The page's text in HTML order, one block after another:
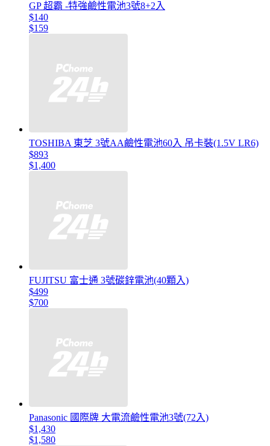
GP 超霸 -特強鹼性電池3號8+2入
$140
$159
TOSHIBA 東芝 3號AA鹼性電池60入 吊卡裝(1.5V LR6)
$893
$1,400
FUJITSU 富士通 3號碳鋅電池(40顆入)
$499
$700
Panasonic 國際牌 大電流鹼性電池3號(72入)
$1,430
$1,580